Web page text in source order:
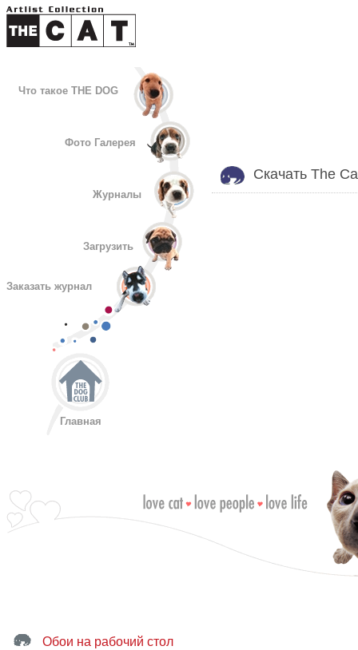
Что такое THE DOG
Фото Галерея
Журналы
Загрузить
Заказать журнал
Главная
Скачать The
Обои на рабочий стол